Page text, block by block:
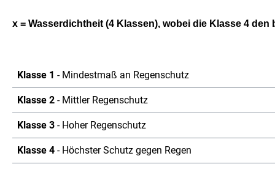
x = Wasserdichtheit (4 Klassen), wobei die Klasse 4 den
Klasse 1 - Mindestmaß an Regenschutz
Klasse 2 - Mittler Regenschutz
Klasse 3 - Hoher Regenschutz
Klasse 4 - Höchster Schutz gegen Regen